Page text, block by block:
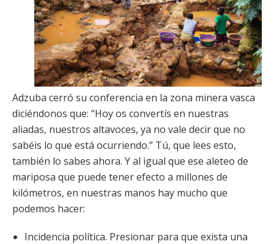
Adzuba cerró su conferencia en la zona minera vasca
diciéndonos que: “Hoy os convertís en nuestras
aliadas, nuestros altavoces, ya no vale decir que no
sabéis lo que está ocurriendo.” Tú, que lees esto,
también lo sabes ahora. Y al igual que ese aleteo de
mariposa que puede tener efecto a millones de
kilómetros, en nuestras manos hay mucho que
podemos hacer:
Incidencia política. Presionar para que exista una